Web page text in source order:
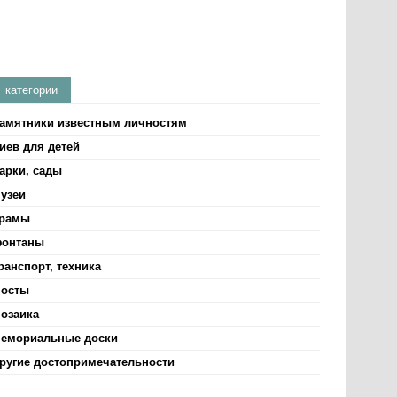
категории
известным личностям
для детей
сады
техника
доски
достопримечательности